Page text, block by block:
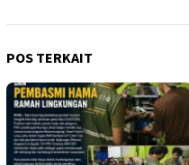
POS TERKAIT